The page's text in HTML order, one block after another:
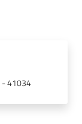
- 41034